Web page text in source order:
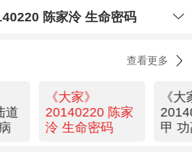
陈家泠 生命密码
查看更多
道
《大家》
20140220 陈家
泠 生命密码
《
甲